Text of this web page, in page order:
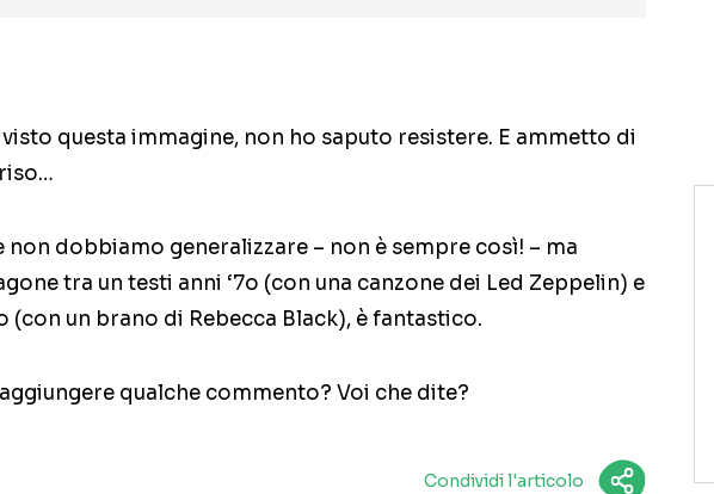
questa immagine, non ho saputo resistere. E ammetto di
non dobbiamo generalizzare – non è sempre così! – ma
tra un testi anni ‘7o (con una canzone dei Led Zeppelin) e
(con un brano di Rebecca Black), è fantastico.
qualche commento? Voi che dite?
Condividi l'articolo